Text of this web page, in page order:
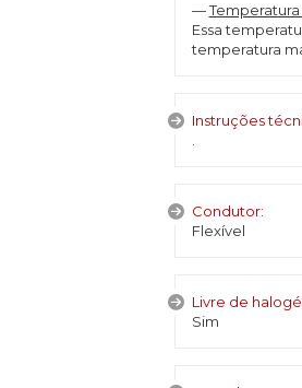
—
Essa
temperatura
Instruções
Condutor:
Flexível
Livre de
Sim